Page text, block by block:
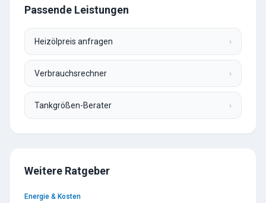
Passende Leistungen
Heizölpreis anfragen ›
Verbrauchsrechner ›
Tankgrößen-Berater ›
Weitere Ratgeber
Energie & Kosten